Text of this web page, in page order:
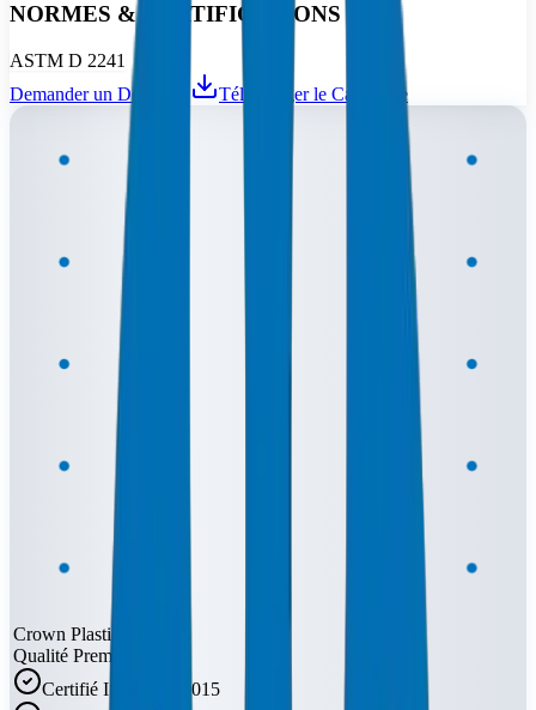
NORMES & CERTIFICATIONS
ASTM D 2241
Demander un Devis
Télécharger le Catalogue
Crown Plastic Pipes
Qualité Premium
Certifié ISO 9001:2015